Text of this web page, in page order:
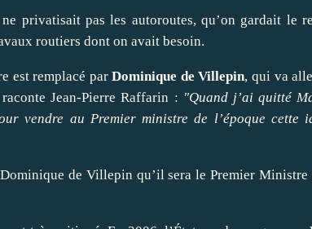
privatisait pas les autoroutes, qu’on gardait le
routiers dont on avait besoin.
est remplacé parDominique de Villepin, qui va
Jean-Pierre Raffarin : "Quand j’ai quitté
vendre au Premier ministre de l’époque cette
de Villepin qu’il sera le Premier